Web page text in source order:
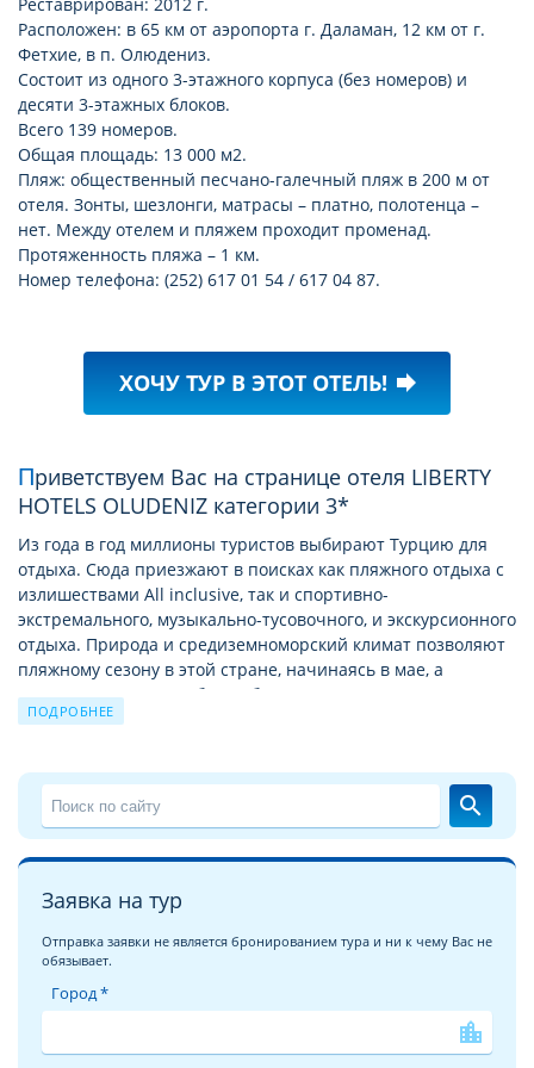
Расположен: в 65 км от аэропорта г. Даламан, 12 км от г.
Фетхие, в п. Олюдениз.
Состоит из одного 3-этажного корпуса (без номеров) и
десяти 3-этажных блоков.
Всего 139 номеров.
Общая площадь: 13 000 м2.
Пляж: общественный песчано-галечный пляж в 200 м от
отеля. Зонты, шезлонги, матрасы – платно, полотенца –
нет. Между отелем и пляжем проходит променад.
Протяженность пляжа – 1 км.
Номер телефона: (252) 617 01 54 / 617 04 87.
ХОЧУ ТУР В ЭТОТ ОТЕЛЬ! forward
Приветствуем Вас на странице отеля LIBERTY
HOTELS OLUDENIZ категории 3*
Из года в год миллионы туристов выбирают Турцию для
отдыха. Сюда приезжают в поисках как пляжного отдыха с
излишествами All inclusive, так и спортивно-
экстремального, музыкально-тусовочного, и экскурсионного
отдыха. Природа и средиземноморский климат позволяют
пляжному сезону в этой стране, начинаясь в мае, а
заканчиваться в октябре. А богатая история позволяет
круглый год посещать Турцию с экскурсионными турами
Подробное описание отеля LIBERTY HOTELS OLUDENIZ
На этой странице мы хотели бы познакомить Вас с
описанием отеля LIBERTY HOTELS OLUDENIZ 3*. Надеемся,
OLUDENIZсделают это знакомство более глубоким и
Омываемая сразу четырьмя морями Черным, Мраморным,
Средиземным и Эгейским, Турция дарит своим гостям
незабываемый и комфортный отдых. Самые популярные
ПОДРОБНЕЕ
search
Заявка на тур
Отправка заявки не является бронированием тура и ни к чему Вас не
обязывает.
Город *
location_city